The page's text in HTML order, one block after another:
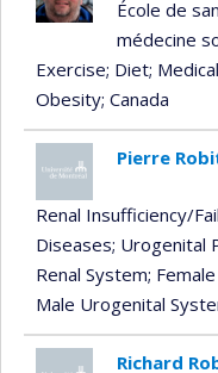
École de
médecine
Exercise; Diet;
Obesity; Canada
Pierre
Renal Insufficiency/
Diseases; Urogenital
Renal System;
Male Urogenital
Richard